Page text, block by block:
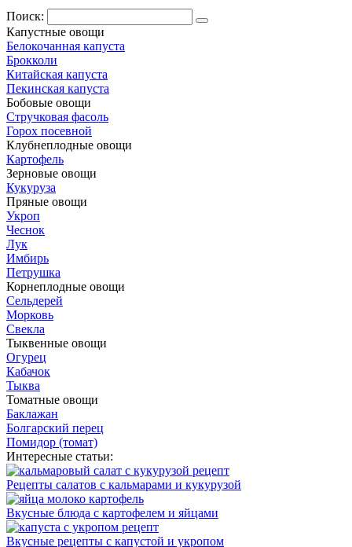
Поиск:
Капустные овощи
Белокочанная капуста
Брокколи
Китайская капуста
Пекинская капуста
Бобовые овощи
Стручковая фасоль
Горох посевной
Клубнеплодные овощи
Картофель
Зерновые овощи
Кукуруза
Пряные овощи
Укроп
Чеснок
Лук
Имбирь
Петрушка
Корнеплодные овощи
Сельдерей
Морковь
Свекла
Тыквенные овощи
Огурец
Кабачок
Тыква
Томатные овощи
Баклажан
Болгарский перец
Помидор (томат)
Интересные статьи:
Рецепты салатов с кальмарами и кукурузой
Вкусные блюда с картофелем и яйцами
Вкусные рецепты с капустой и укропом